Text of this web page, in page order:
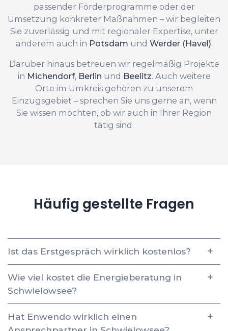
passender Förderprogramme oder der
Umsetzung konkreter Maßnahmen – wir begleiten
Sie zuverlässig und mit regionaler Expertise, unter
anderem auch in Potsdam und Werder (Havel).
Darüber hinaus betreuen wir regelmäßig Projekte
in Michendorf, Berlin und Beelitz. Auch weitere
Orte im Umkreis gehören zu unserem
Einzugsgebiet – sprechen Sie uns gerne an, wenn
Sie wissen möchten, ob wir auch in Ihrer Region
tätig sind.
Häufig gestellte Fragen
Ist das Erstgespräch wirklich kostenlos?
Wie viel kostet die Energieberatung in
Schwielowsee?
Hat Enwendo wirklich einen